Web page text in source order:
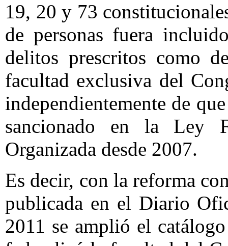
19, 20 y 73
de personas fuera
delitos prescritos como
facultad exclusiva del
independientemente de
sancionado en la Ley
Organizada desde 2007.
Es decir, con la reforma
publicada en el Diario
2011 se amplió el